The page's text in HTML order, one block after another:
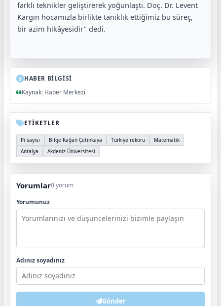
farklı teknikler geliştirerek yoğunlaştı. Doç. Dr. Levent
Kargın hocamızla birlikte tanıklık ettiğimiz bu süreç,
bir azim hikâyesidir" dedi.
HABER BİLGİSİ
Kaynak: Haber Merkezi
ETİKETLER
Pi sayısı Bilge Kağan Çetinkaya Türkiye rekoru
Matematik
Antalya
Akdeniz Üniversitesi
Yorumlar0 yorum
Yorumunuz
Adınız soyadınız
Gönder